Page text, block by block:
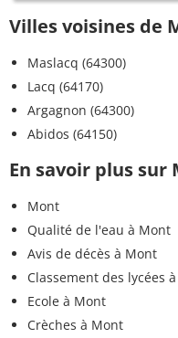
Villes voisines de
Maslacq (64300)
Lacq (64170)
Argagnon (64300)
Abidos (64150)
En savoir plus sur
Mont
Qualité de l'eau à Mont
Avis de décès à Mont
Classement des lycées
Ecole à Mont
Crèches à Mont